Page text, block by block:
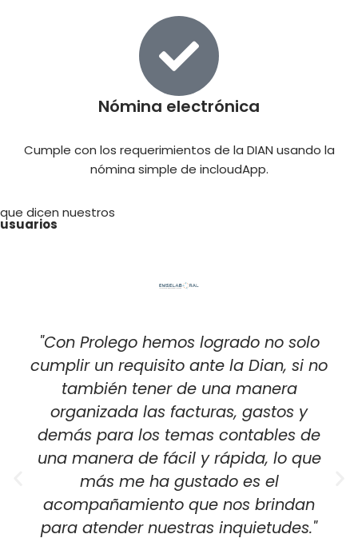
Nómina electrónica
Cumple con los requerimientos de la DIAN usando la
nómina simple de incloudApp.
que dicen nuestros
usuarios
"Con Prolego hemos logrado no solo
cumplir un requisito ante la Dian, si no
también tener de una manera
organizada las facturas, gastos y
demás para los temas contables de
una manera de fácil y rápida, lo que
más me ha gustado es el
acompañamiento que nos brindan
para atender nuestras inquietudes."